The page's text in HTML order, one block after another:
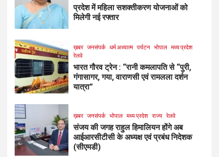
प्रदेश में महिला सशक्तीकरण योजनाओं को
मिलेगी नई रफ्तार
ख़बर जनसंपर्क धर्म अध्यात्म पर्यटन भोपाल मध्य प्रदेश
रेलवे
भारत गौरव ट्रेन : “रानी कमलापति से “पुरी,
गंगासागर, गया, वाराणसी एवं रामलला दर्शन
यात्रा”
ख़बर जनसंपर्क भोपाल मध्य प्रदेश राज्य रेलवे
संजय की जगह राहुल हिमालियन होंगे अब
आईआरसीटीसी के अध्यक्ष एवं प्रबंध निदेशक
(सीएमडी)